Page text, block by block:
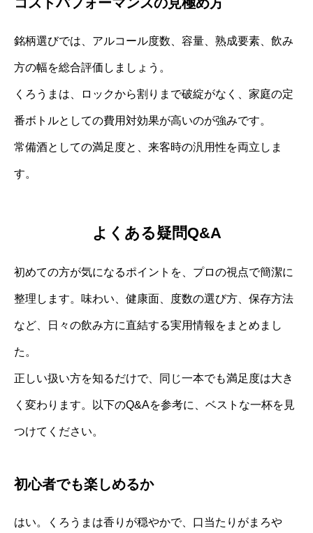
銘柄選びでは、アルコール度数、容量、熟成要素、飲み
方の幅を総合評価しましょう。
くろうまは、ロックから割りまで破綻がなく、家庭の定
番ボトルとしての費用対効果が高いのが強みです。
常備酒としての満足度と、来客時の汎用性を両立しま
す。
よくある疑問Q&A
初めての方が気になるポイントを、プロの視点で簡潔に
整理します。味わい、健康面、度数の選び方、保存方法
など、日々の飲み方に直結する実用情報をまとめまし
た。
正しい扱い方を知るだけで、同じ一本でも満足度は大き
く変わります。以下のQ&Aを参考に、ベストな一杯を見
つけてください。
初心者でも楽しめるか
はい。くろうまは香りが穏やかで、口当たりがまろや